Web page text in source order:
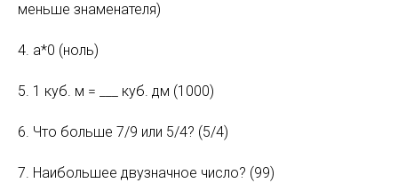
меньше знаменателя)
4. а*0 (ноль)
5. 1 куб. м = ___ куб. дм (1000)
6. Что больше 7/9 или 5/4? (5/4)
7. Наибольшее двузначное число? (99)